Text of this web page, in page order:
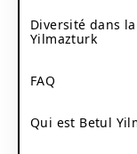
Diversité dans
Yilmazturk
FAQ
Qui est Betul